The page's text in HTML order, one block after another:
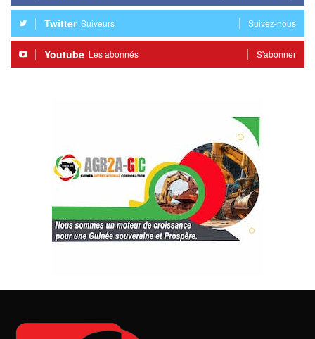
Twitter Suiveurs Suivez-nous
Youtube Les abonnés S'abonner